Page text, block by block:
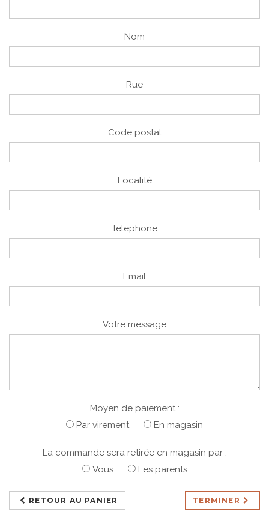
Nom
Rue
Code postal
Localité
Telephone
Email
Votre message
Moyen de paiement :
Par virement
En magasin
La commande sera retirée en magasin par :
Vous
Les parents
RETOUR AU PANIER TERMINER